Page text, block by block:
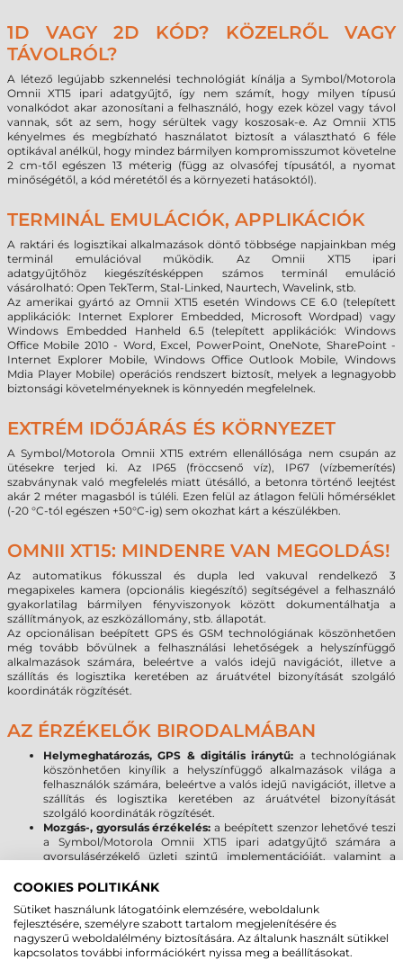
1D VAGY 2D KÓD? KÖZELRŐL VAGY
TÁVOLRÓL?
A létező legújabb szkennelési technológiát kínálja a Symbol/Motorola
Omnii XT15 ipari adatgyűjtő, így nem számít, hogy milyen típusú
vonalkódot akar azonosítani a felhasználó, hogy ezek közel vagy távol
vannak, sőt az sem, hogy sérültek vagy koszosak-e. Az Omnii XT15
kényelmes és megbízható használatot biztosít a választható 6 féle
optikával anélkül, hogy mindez bármilyen kompromisszumot követelne
2 cm-től egészen 13 méterig (függ az olvasófej típusától, a nyomat
minőségétől, a kód méretétől és a környezeti hatásoktól).
TERMINÁL EMULÁCIÓK, APPLIKÁCIÓK
A raktári és logisztikai alkalmazások döntő többsége napjainkban még
terminál emulációval működik. Az Omnii XT15 ipari
adatgyűjtőhöz kiegészítésképpen számos terminál emuláció
vásárolható: Open TekTerm, Stal-Linked, Naurtech, Wavelink, stb.
Az amerikai gyártó az Omnii XT15 esetén Windows CE 6.0 (telepített
applikációk: Internet Explorer Embedded, Microsoft Wordpad) vagy
Windows Embedded Hanheld 6.5 (telepített applikációk: Windows
Office Mobile 2010 - Word, Excel, PowerPoint, OneNote, SharePoint -
Internet Explorer Mobile, Windows Office Outlook Mobile, Windows
Mdia Player Mobile) operációs rendszert biztosít, melyek a legnagyobb
biztonsági követelményeknek is könnyedén megfelelnek.
EXTRÉM IDŐJÁRÁS ÉS KÖRNYEZET
A Symbol/Motorola Omnii XT15 extrém ellenállósága nem csupán az
ütésekre terjed ki. Az IP65 (fröccsenő víz), IP67 (vízbemerítés)
szabványnak való megfelelés miatt ütésálló, a betonra történő leejtést
akár 2 méter magasból is túléli. Ezen felül az átlagon felüli hőmérséklet
(-20 °C-tól egészen +50°C-ig) sem okozhat kárt a készülékben.
OMNII XT15: MINDENRE VAN MEGOLDÁS!
Az automatikus fókusszal és dupla led vakuval rendelkező 3
megapixeles kamera (opcionális kiegészítő) segítségével a felhasználó
gyakorlatilag bármilyen fényviszonyok között dokumentálhatja a
szállítmányok, az eszközállomány, stb. állapotát.
Az opcionálisan beépített GPS és GSM technológiának köszönhetően
még tovább bővülnek a felhasználási lehetőségek a helyszínfüggő
alkalmazások számára, beleértve a valós idejű navigációt, illetve a
szállítás és logisztika keretében az áruátvétel bizonyítását szolgáló
koordináták rögzítését.
AZ ÉRZÉKELŐK BIRODALMÁBAN
Helymeghatározás, GPS & digitális iránytű: a technológiának
köszönhetően kinyílik a helyszínfüggő alkalmazások világa a
felhasználók számára, beleértve a valós idejű navigációt, illetve a
szállítás és logisztika keretében az áruátvétel bizonyítását
szolgáló koordináták rögzítését.
Mozgás-, gyorsulás érzékelés: a beépített szenzor lehetővé teszi
a Symbol/Motorola Omnii XT15 ipari adatgyűjtő számára a
gyorsulásérzékelő üzleti szintű implementációját, valamint a
képernyő tájolást.
FŐBB OMNII XT MODELLEK:
Omnii XT15 (Standard modell):raktártechnika, ipar, gyártás
COOKIES POLITIKÁNK
Sütiket használunk látogatóink elemzésére, weboldalunk
fejlesztésére, személyre szabott tartalom megjelenítésére és
nagyszerű weboldalélmény biztosítására. Az általunk használt sütikkel
kapcsolatos további információkért nyissa meg a beállításokat.